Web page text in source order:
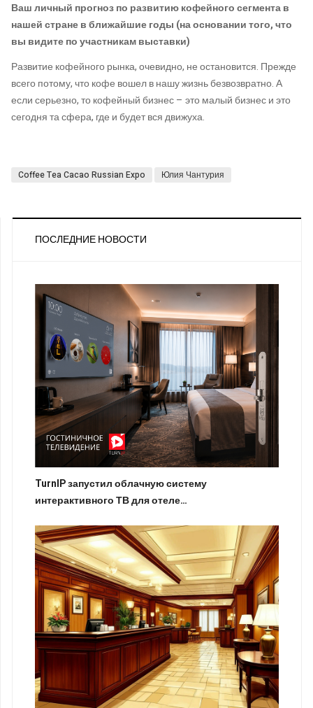
Ваш личный прогноз по развитию кофейного сегмента в
нашей стране в ближайшие годы (на основании того, что
вы видите по участникам выставки)
Развитие кофейного рынка, очевидно, не остановится. Прежде
всего потому, что кофе вошел в нашу жизнь безвозвратно. А
если серьезно, то кофейный бизнес – это малый бизнес и это
сегодня та сфера, где и будет вся движуха.
Coffee Tea Cacao Russian Expo Юлия Чантурия
ПОСЛЕДНИЕ НОВОСТИ
TurnIP запустил облачную систему
интерактивного ТВ для отеле…